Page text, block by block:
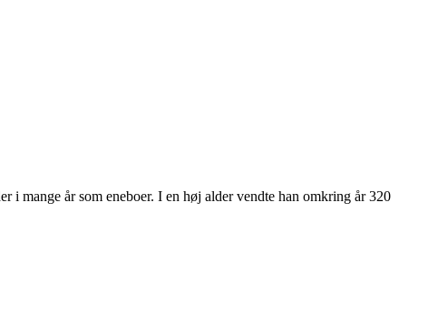
mange år som eneboer. I en høj alder vendte han omkring år 320